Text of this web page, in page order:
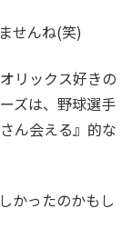
せんね(笑)
リックス好きの
ズは、野球選手
ん会える』的な
かったのかもし